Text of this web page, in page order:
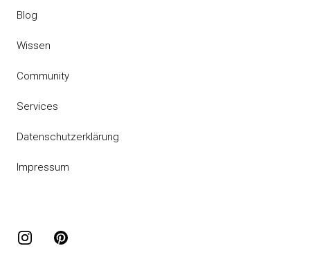
Blog
Wissen
Community
Services
Datenschutzerklärung
Impressum
InstagramPinterest